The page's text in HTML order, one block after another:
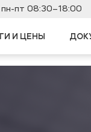
пн-пт 08:30–18:00
И ЦЕНЫ